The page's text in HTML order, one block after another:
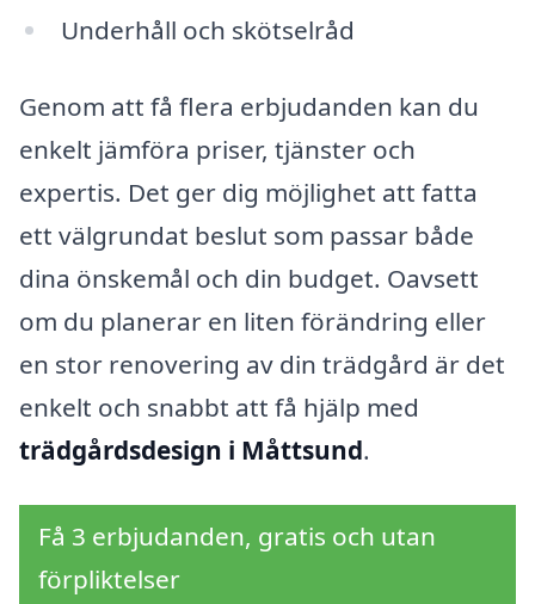
Underhåll och skötselråd
Genom att få flera erbjudanden kan du
enkelt jämföra priser, tjänster och
expertis. Det ger dig möjlighet att fatta
ett välgrundat beslut som passar både
dina önskemål och din budget. Oavsett
om du planerar en liten förändring eller
en stor renovering av din trädgård är det
enkelt och snabbt att få hjälp med
trädgårdsdesign i Måttsund.
Få 3 erbjudanden, gratis och utan
förpliktelser